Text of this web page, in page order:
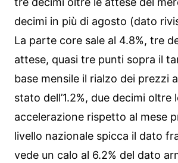
decimi in più di agosto (dato
La parte core sale al 4.8%, tre
attese, quasi tre punti sopra il
base mensile il rialzo dei prezzi
stato dell’1.2%, due decimi oltre
accelerazione rispetto al mese
livello nazionale spicca il dato
vede un calo al 6.2% del dato